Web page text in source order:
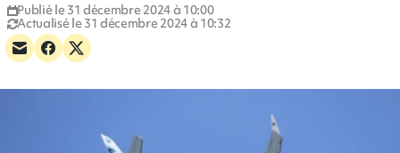
Publié le 31 décembre 2024 à 10:00
Actualisé le 31 décembre 2024 à 10:32